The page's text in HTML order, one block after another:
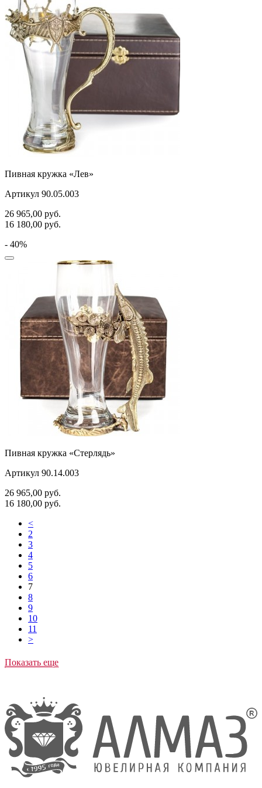
Пивная кружка «Лев»
Артикул 90.05.003
26 965,00 руб.
16 180,00 руб.
- 40%
Пивная кружка «Стерлядь»
Артикул 90.14.003
26 965,00 руб.
16 180,00 руб.
<
2
3
4
5
6
7
8
9
10
11
>
Показать еще